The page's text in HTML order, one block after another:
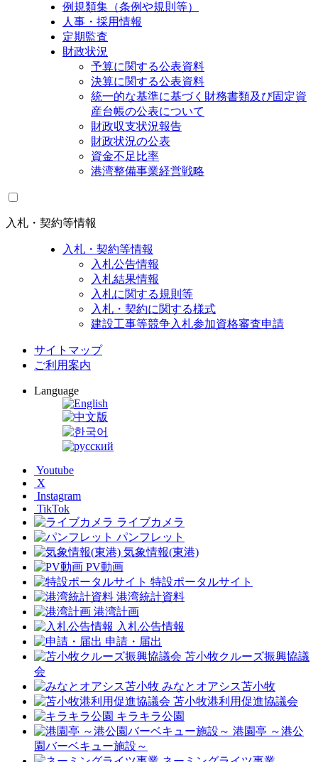
例規類集（条例や規則等）
人事・採用情報
定期監査
財政状況
予算に関する公表資料
決算に関する公表資料
統一的な基準に基づく財務書類及び固定資
産台帳の公表について
財政収支状況報告
財政状況の公表
資金不足比率
港湾整備事業経営戦略
入札・契約等情報
入札・契約等情報
入札公告情報
入札結果情報
入札に関する規則等
入札・契約に関する様式
建設工事等競争入札参加資格審査申請
サイトマップ
ご利用案内
Language
Youtube
X
Instagram
TikTok
ライブカメラ
パンフレット
気象情報(東港)
PV動画
特設ポータルサイト
港湾統計資料
港湾計画
入札公告情報
申請・届出
苫小牧クルーズ振興協議
会
みなとオアシス苫小牧
苫小牧港利用促進協議会
キラキラ公園
港園亭 ～港公
園バーベキュー施設～